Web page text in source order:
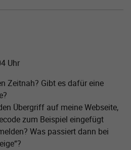
Uhr
Zeitnah? Gibt es dafür eine
Übergriff auf meine Webseite,
zum Beispiel eingefügt
Was passiert dann bei